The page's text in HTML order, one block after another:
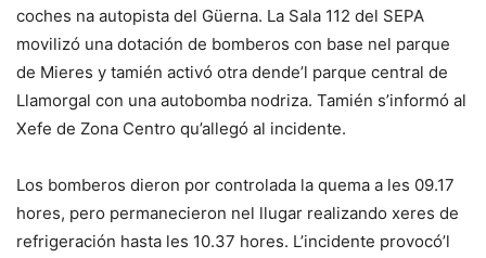
coches na autopista del Güerna. La Sala 112 del SEPA
movilizó una dotación de bomberos con base nel parque
de Mieres y tamién activó otra dende’l parque central de
Llamorgal con una autobomba nodriza. Tamién s’informó al
Xefe de Zona Centro qu’allegó al incidente.
Los bomberos dieron por controlada la quema a les 09.17
hores, pero permanecieron nel llugar realizando xeres de
refrigeración hasta les 10.37 hores. L’incidente provocó’l